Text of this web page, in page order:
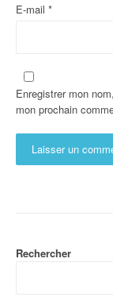
E-mail *
Enregistrer mon
mon prochain
Rechercher